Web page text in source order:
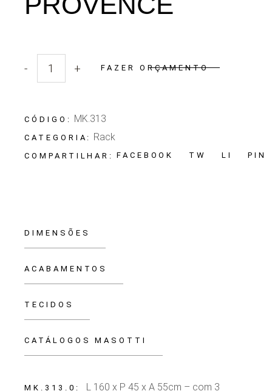
Quantidade Rack Provence
- + FAZER ORÇAMENTO
CÓDIGO: MK.313
CATEGORIA: Rack
COMPARTILHAR: FACEBOOK TW LI PIN
DIMENSÕES
ACABAMENTOS
TECIDOS
CATÁLOGOS MASOTTI
MK.313.0
L 160 x P 45 x A 55cm – com 3